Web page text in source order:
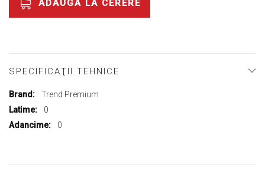
ADAUGĂ LA CERERE
SPECIFICAŢII TEHNICE
Mai
multe
Trend Premium
0
0